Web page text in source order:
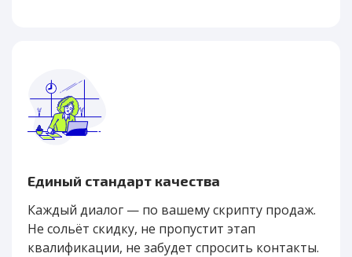
Единый стандарт качества
Каждый диалог — по вашему скрипту продаж.
Не сольёт скидку, не пропустит этап
квалификации, не забудет спросить контакты.